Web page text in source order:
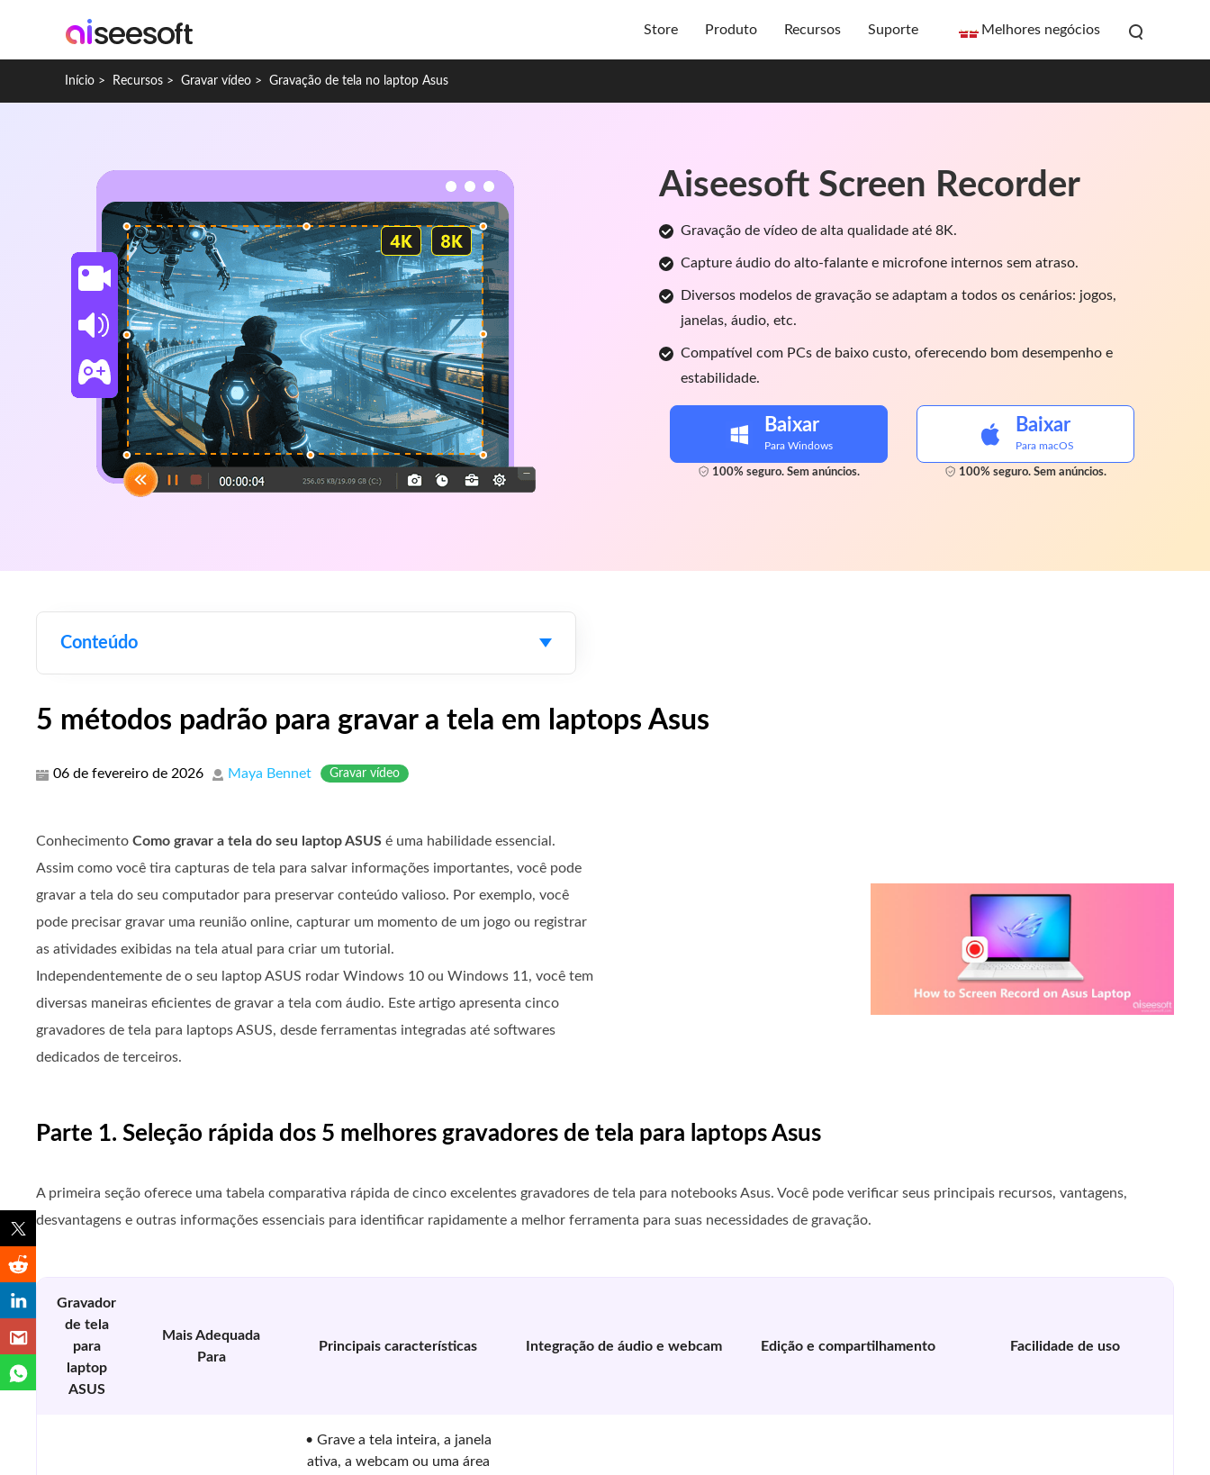
Store Produto Recursos Suporte Melhores negócios
Início > Recursos > Gravar vídeo > Gravação de tela no laptop Asus
Aiseesoft Screen Recorder
Gravação de vídeo de alta qualidade até 8K.
Capture áudio do alto-falante e microfone internos sem atraso.
Diversos modelos de gravação se adaptam a todos os cenários: jogos,
janelas, áudio, etc.
Compatível com PCs de baixo custo, oferecendo bom desempenho e
estabilidade.
Baixar
Para Windows
100% seguro. Sem anúncios.
Baixar
Para macOS
100% seguro. Sem anúncios.
Conteúdo
5 métodos padrão para gravar a tela em laptops Asus
06 de fevereiro de 2026 Maya Bennet Gravar vídeo
Conhecimento Como gravar a tela do seu laptop ASUS é uma habilidade essencial.
Assim como você tira capturas de tela para salvar informações importantes, você pode
gravar a tela do seu computador para preservar conteúdo valioso. Por exemplo, você
pode precisar gravar uma reunião online, capturar um momento de um jogo ou registrar
as atividades exibidas na tela atual para criar um tutorial.
Independentemente de o seu laptop ASUS rodar Windows 10 ou Windows 11, você tem
diversas maneiras eficientes de gravar a tela com áudio. Este artigo apresenta cinco
gravadores de tela para laptops ASUS, desde ferramentas integradas até softwares
dedicados de terceiros.
Parte 1. Seleção rápida dos 5 melhores gravadores de tela para laptops Asus
A primeira seção oferece uma tabela comparativa rápida de cinco excelentes gravadores de tela para notebooks Asus. Você pode verificar seus principais recursos, vantagens,
desvantagens e outras informações essenciais para identificar rapidamente a melhor ferramenta para suas necessidades de gravação.
Gravador
de tela
para
laptop
ASUS
Mais Adequada
Para
Principais características Integração de áudio e webcam Edição e compartilhamento Facilidade de uso
• Grave a tela inteira, a janela
ativa, a webcam ou uma área